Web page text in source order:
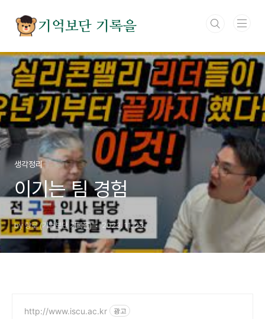
기억보단 기록을
생각정리
이기는 팀 경험
by 향로 (기억보단 기록을) 2023. 11. 23.
http://www.iscu.ac.kr 광고